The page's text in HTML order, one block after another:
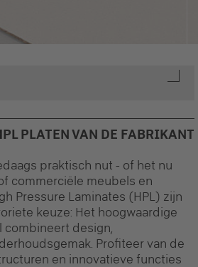
PLATEN VAN DE FABRIKANT
praktisch nut - of het nu
commerciële meubels en
Pressure Laminates (HPL) zijn
keuze: Het hoogwaardige
combineert design,
Profiteer van de
en innovatieve functies